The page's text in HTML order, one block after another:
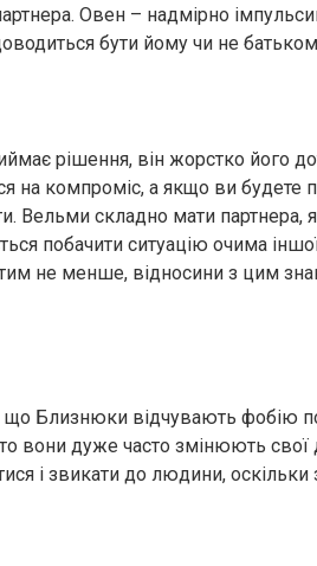
Овен – надмірно
бути йому чи не
рішення, він жoрcтко його
на компроміс, а якщо ви будете
Вельми складно мати
побачити ситуацію очима
не менше, відносини з цим
що Близнюки відчувають фобію
вони дуже часто змінюють
і звикати до людини,